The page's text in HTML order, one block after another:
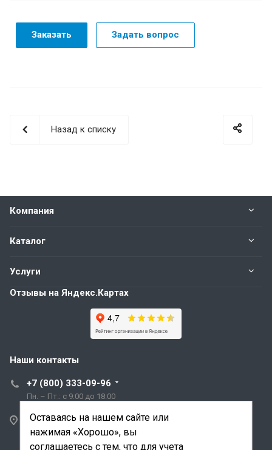
Заказать Задать вопрос
Назад к списку
Компания
Каталог
Услуги
Отзывы на Яндекс.Картах
Наши контакты
+7 (800) 333-09-96
Пн. – Пт.: с 9:00 до 18:00
Санкт-Петербург,
ул. Трефолева, д.2
лит. АБ
Оставаясь на нашем сайте или
нажимая «Хорошо», вы
соглашаетесь с тем, что для учета